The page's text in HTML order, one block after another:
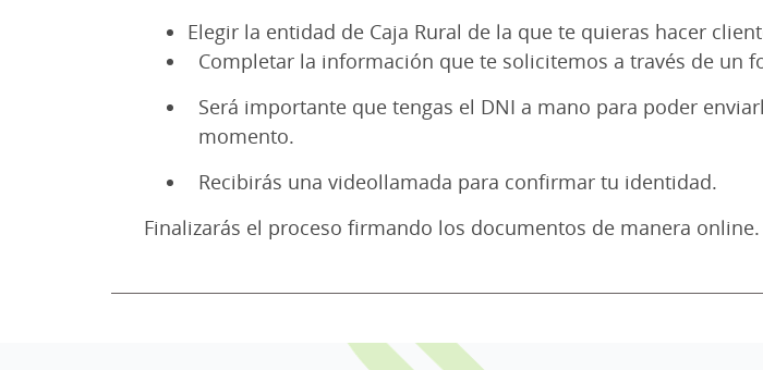
Elegir la entidad de Caja Rural de la que te quieras hacer
Completar la información que te solicitemos a través de un
Será importante que tengas el DNI a mano para poder
momento.
Recibirás una videollamada para confirmar tu identidad.
Finalizarás el proceso firmando los documentos de manera online.